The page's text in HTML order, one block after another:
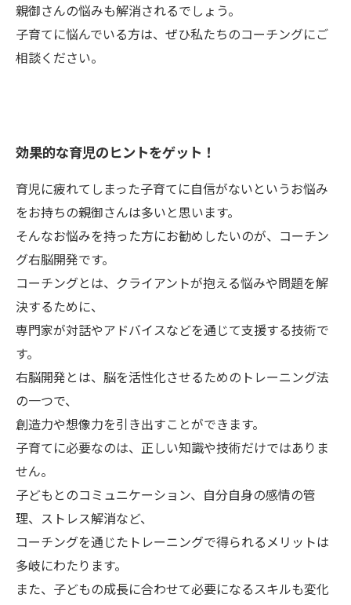
親御さんの悩みも解消されるでしょう。
子育てに悩んでいる方は、ぜひ私たちのコーチングにご
相談ください。
効果的な育児のヒントをゲット！
育児に疲れてしまった子育てに自信がないというお悩み
をお持ちの親御さんは多いと思います。
そんなお悩みを持った方にお勧めしたいのが、コーチン
グ右脳開発です。
コーチングとは、クライアントが抱える悩みや問題を解
決するために、
専門家が対話やアドバイスなどを通じて支援する技術で
す。
右脳開発とは、脳を活性化させるためのトレーニング法
の一つで、
創造力や想像力を引き出すことができます。
子育てに必要なのは、正しい知識や技術だけではありま
せん。
子どもとのコミュニケーション、自分自身の感情の管
理、ストレス解消など、
コーチングを通じたトレーニングで得られるメリットは
多岐にわたります。
また、子どもの成長に合わせて必要になるスキルも変化